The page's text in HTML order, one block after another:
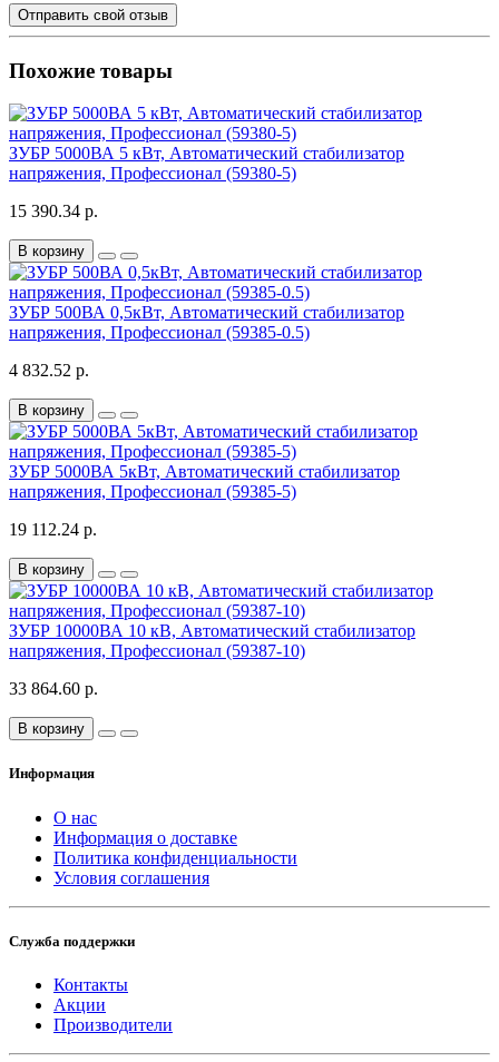
Отправить свой отзыв
Похожие товары
ЗУБР 5000ВА 5 кВт, Автоматический стабилизатор
напряжения, Профессионал (59380-5)
15 390.34 р.
В корзину
ЗУБР 500ВА 0,5кВт, Автоматический стабилизатор
напряжения, Профессионал (59385-0.5)
4 832.52 р.
В корзину
ЗУБР 5000ВА 5кВт, Автоматический стабилизатор
напряжения, Профессионал (59385-5)
19 112.24 р.
В корзину
ЗУБР 10000ВА 10 кВ, Автоматический стабилизатор
напряжения, Профессионал (59387-10)
33 864.60 р.
В корзину
Информация
О нас
Информация о доставке
Политика конфиденциальности
Условия соглашения
Служба поддержки
Контакты
Акции
Производители